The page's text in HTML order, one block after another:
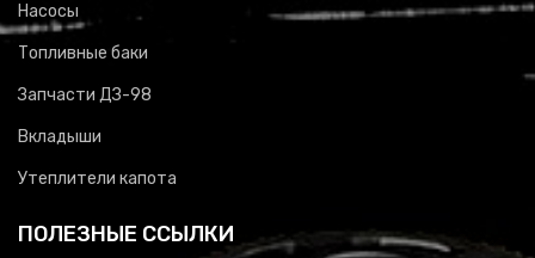
Насосы
Топливные баки
Запчасти ДЗ-98
Вкладыши
Утеплители капота
ПОЛЕЗНЫЕ ССЫЛКИ